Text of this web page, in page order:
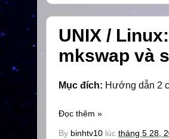
UNIX /
mkswap và
Mục đích: Hướng dẫn 2
Đọc thêm »
By binhtv10 lúc tháng 5 28,